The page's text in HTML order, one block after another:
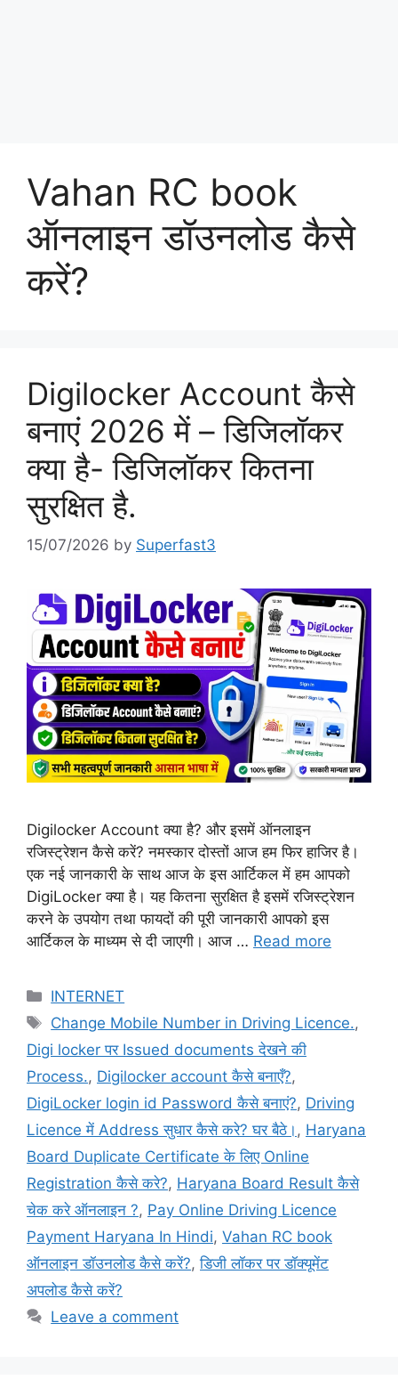
Vahan RC book
ऑनलाइन डॉउनलोड कैसे
करें?
Digilocker Account कैसे
बनाएं 2026 में – डिजिलॉकर
क्या है- डिजिलॉकर कितना
सुरक्षित है.
15/07/2026 by Superfast3
Digilocker Account क्या है? और इसमें ऑनलाइन
रजिस्ट्रेशन कैसे करें? नमस्कार दोस्तों आज हम फिर हाजिर है।
एक नई जानकारी के साथ आज के इस आर्टिकल में हम आपको
DigiLocker क्या है। यह कितना सुरक्षित है इसमें रजिस्ट्रेशन
करने के उपयोग तथा फायदों की पूरी जानकारी आपको इस
आर्टिकल के माध्यम से दी जाएगी। आज … Read more
Categories
INTERNET
Tags
Change Mobile Number in Driving Licence.,
Digi locker पर Issued documents देखने की
Process., Digilocker account कैसे बनाएँ?,
DigiLocker login id Password कैसे बनाएं?, Driving
Licence में Address सुधार कैसे करे? घर बैठे। , Haryana
Board Duplicate Certificate के लिए Online
Registration कैसे करे?, Haryana Board Result कैसे
चेक करे ऑनलाइन ?, Pay Online Driving Licence
Payment Haryana In Hindi, Vahan RC book
ऑनलाइन डॉउनलोड कैसे करें?,डिजी लॉकर पर डॉक्यूमेंट
अपलोड कैसे करें?
Leave a comment